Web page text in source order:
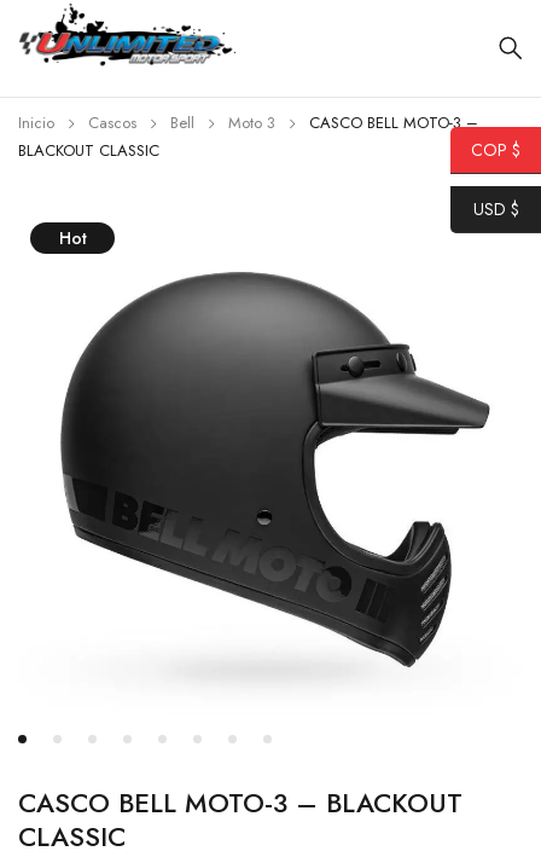
Inicio Cascos Bell Moto 3
CASCO BELL MOTO-3 –
BLACKOUT CLASSIC
Hot
CASCO BELL MOTO-3 – BLACKOUT
CLASSIC
COP $
USD $